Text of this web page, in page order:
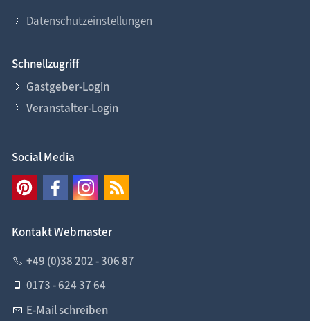
Datenschutzeinstellungen
Schnellzugriff
Gastgeber-Login
Veranstalter-Login
Social Media
Kontakt Webmaster
+49 (0)38 202 - 306 87
0173 - 624 37 64
E-Mail schreiben